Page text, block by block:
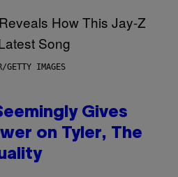
GETTY IMAGES
Gives
on Tyler, The